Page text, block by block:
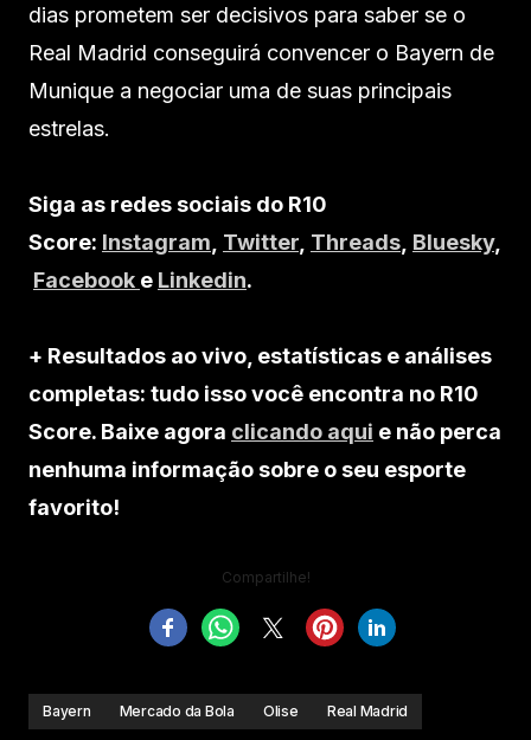
dias prometem ser decisivos para saber se o
Real Madrid conseguirá convencer o Bayern de
Munique a negociar uma de suas principais
estrelas.
Siga as redes sociais do R10
Score: Instagram Twitter Threads Bluesky,
Facebook e Linkedin.
+ Resultados ao vivo, estatísticas e análises
completas: tudo isso você encontra no R10
Score. Baixe agora clicando aqui e não perca
nenhuma informação sobre o seu esporte
favorito!
Compartilhe!
Bayern Mercado da Bola Olise Real Madrid